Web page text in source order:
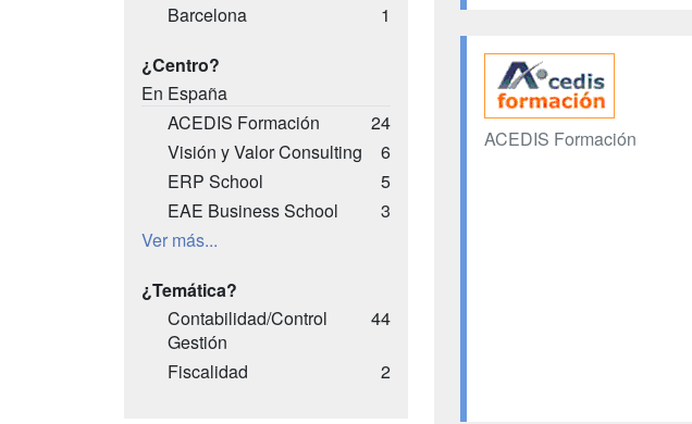
Barcelona
1
¿Centro?
En España
ACEDIS Formación
24
Visión y Valor Consulting
6
ERP School
5
EAE Business School
3
Ver más...
¿Temática?
Contabilidad/Control
Gestión
44
Fiscalidad 2
ACEDIS Formación